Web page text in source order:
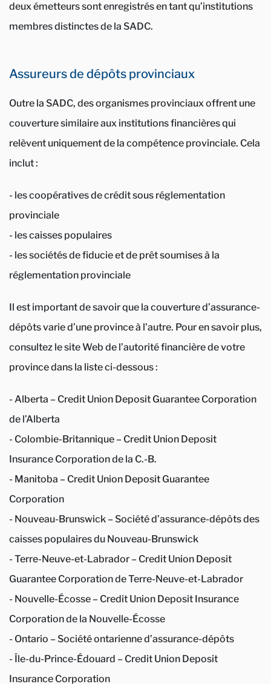
deux émetteurs sont enregistrés en tant qu’institutions
membres distinctes de la SADC.
Assureurs de dépôts provinciaux
Outre la SADC, des organismes provinciaux offrent une
couverture similaire aux institutions financières qui
relèvent uniquement de la compétence provinciale. Cela
inclut :
- les coopératives de crédit sous réglementation
provinciale
- les caisses populaires
- les sociétés de fiducie et de prêt soumises à la
réglementation provinciale
Il est important de savoir que la couverture d’assurance-
dépôts varie d’une province à l’autre. Pour en savoir plus,
consultez le site Web de l’autorité financière de votre
province dans la liste ci-dessous :
- Alberta – Credit Union Deposit Guarantee Corporation
de l’Alberta
- Colombie-Britannique – Credit Union Deposit
Insurance Corporation de la C.-B.
- Manitoba – Credit Union Deposit Guarantee
Corporation
- Nouveau-Brunswick – Société d’assurance-dépôts des
caisses populaires du Nouveau-Brunswick
- Terre-Neuve-et-Labrador – Credit Union Deposit
Guarantee Corporation de Terre-Neuve-et-Labrador
- Nouvelle-Écosse – Credit Union Deposit Insurance
Corporation de la Nouvelle-Écosse
- Ontario – Société ontarienne d’assurance-dépôts
- Île-du-Prince-Édouard – Credit Union Deposit
Insurance Corporation